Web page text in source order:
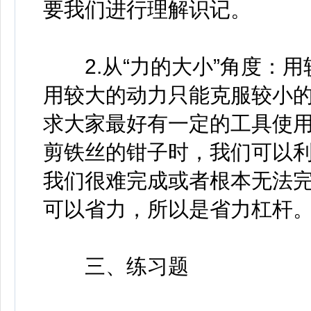
要我们进行理解识记。
2.从“力的大小”角度：用
用较大的动力只能克服较小
求大家最好有一定的工具使
剪铁丝的钳子时，我们可以
我们很难完成或者根本无法
可以省力，所以是省力杠杆
三、练习题